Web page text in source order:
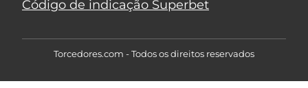
Código de indicação Superbet
Torcedores.com - Todos os direitos reservados